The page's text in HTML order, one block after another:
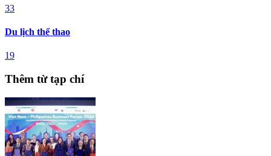
33
Du lịch thể thao
19
Thêm từ tạp chí